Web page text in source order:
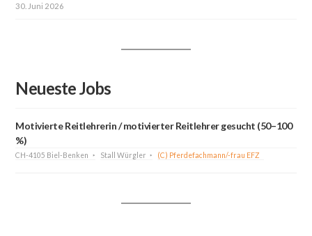
30. Juni 2026
Neueste Jobs
Motivierte Reitlehrerin / motivierter Reitlehrer gesucht (50–100
%)
CH-4105 Biel-Benken Stall Würgler (C) Pferdefachmann/-frau EFZ